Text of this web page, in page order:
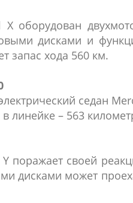
оборудован
дисками и
запас хода 560 км.
седан
линейке – 563
поражает своей
дисками может